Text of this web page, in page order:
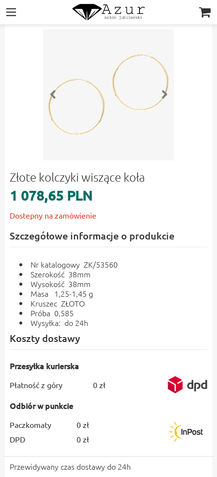
|||
Złote kolczyki wiszące koła
1 078,65 PLN
Dostepny na zamówienie
Szczegółowe informacje o produkcie
Nr katalogowy ZK/53560
Szerokość 38mm
Wysokość 38mm
Masa 1,25-1,45 g
Kruszec ZŁOTO
Próba 0,585
Wysyłka: do 24h
Koszty dostawy
Przesyłka kurierska
Płatność z góry 0 zł
Odbiór w punkcie
Paczkomaty
0 zł
DPD
0 zł
Przewidywany czas dostawy do 24h